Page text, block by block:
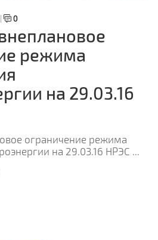
0
режима
на 29.03.16
ограничение режима
на 29.03.16 НРЭС ...